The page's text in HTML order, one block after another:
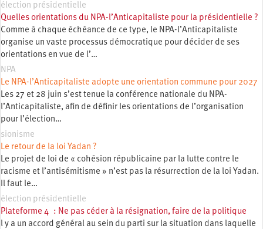
élection présidentielle
Quelles orientations du NPA-l’Anticapitaliste pour la présidentielle ?
Comme à chaque échéance de ce type, le NPA-l’Anticapitaliste
organise un vaste processus démocratique pour décider de ses
orientations en vue de l’…
NPA
Le NPA-l’Anticapitaliste adopte une orientation commune pour 2027
Les 27 et 28 juin s’est tenue la conférence nationale du NPA-
l’Anticapitaliste, afin de définir les orientations de l’organisation
pour l’élection…
sionisme
Le retour de la loi Yadan ?
Le projet de loi de « cohésion républicaine par la lutte contre le
racisme et l’antisémitisme » n’est pas la résurrection de la loi Yadan.
Il faut le…
élection présidentielle
Plateforme 4 : Ne pas céder à la résignation, faire de la politique
l y a un accord général au sein du parti sur la situation dans laquelle